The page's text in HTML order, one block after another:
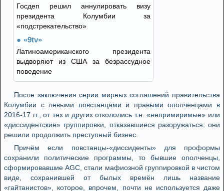
Госдеп решил аннулировать визу
президента Колумбии за
«подстрекательство»
«9tv»
Латиноамериканского президента
выдворяют из США за безрассудное
поведение
После заключения серии мирных соглашений правительства
Колумбии с левыми повстанцами и правыми ополченцами в
2016-17 гг., от тех и других откололись т.н. «непримиримые» или
«диссидентские» группировки, отказавшиеся разоружаться: они
решили продолжить преступный бизнес.
Причём если повстанцы-«диссиденты» для проформы
сохранили политические программы, то бывшие ополченцы,
сформировавшие AGC, стали мафиозной группировкой в чистом
виде, сохранившей от былых времён лишь название
«гайтанистов», которое, впрочем, почти не используется даже